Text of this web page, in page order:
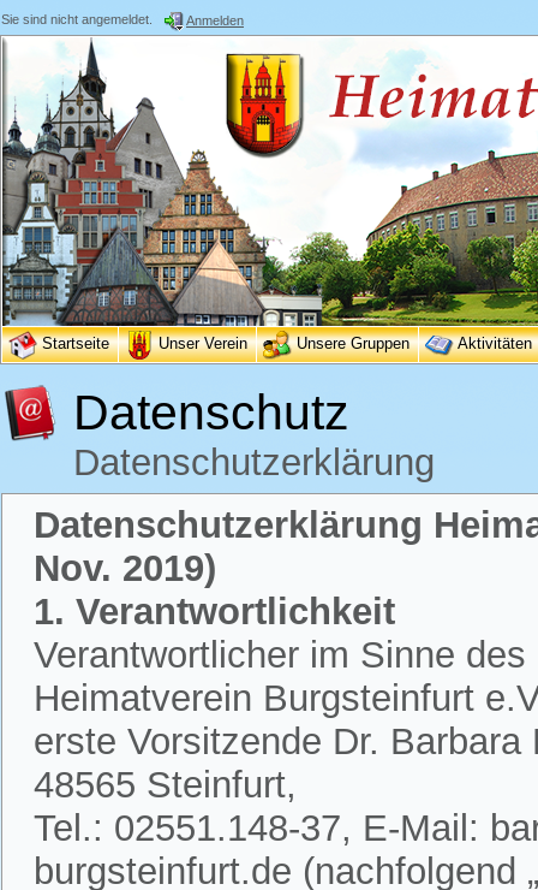
Sie sind nicht angemeldet. Anmelden
Startseite Unser Verein Unsere Gruppen Aktivitäten
Datenschutz
Datenschutzerklärung
Datenschutzerklärung
Nov. 2019)
1. Verantwortlichkeit
Verantwortlicher im Sinne
Heimatverein Burgsteinfurt
erste Vorsitzende Dr.
48565 Steinfurt,
Tel.: 02551.148-37, E-Mail:
burgsteinfurt.de (nachfolgend